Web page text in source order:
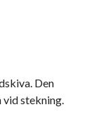
Den
vid stekning.